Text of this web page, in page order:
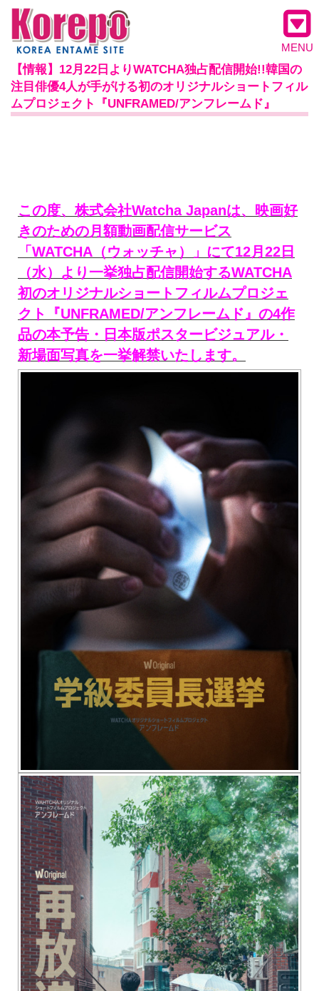
MENU
【情報】12月22日よりWATCHA独占配信開始!!韓国の
注目俳優4人が手がける初のオリジナルショートフィル
ムプロジェクト『UNFRAMED/アンフレームド』
この度、株式会社Watcha Japanは、映画好
きのための月額動画配信サービス
「WATCHA（ウォッチャ）」にて12月22日
（水）より一挙独占配信開始するWATCHA
初のオリジナルショートフィルムプロジェ
クト『UNFRAMED/アンフレームド』の4作
品の本予告・日本版ポスタービジュアル・
新場面写真を一挙解禁いたします。